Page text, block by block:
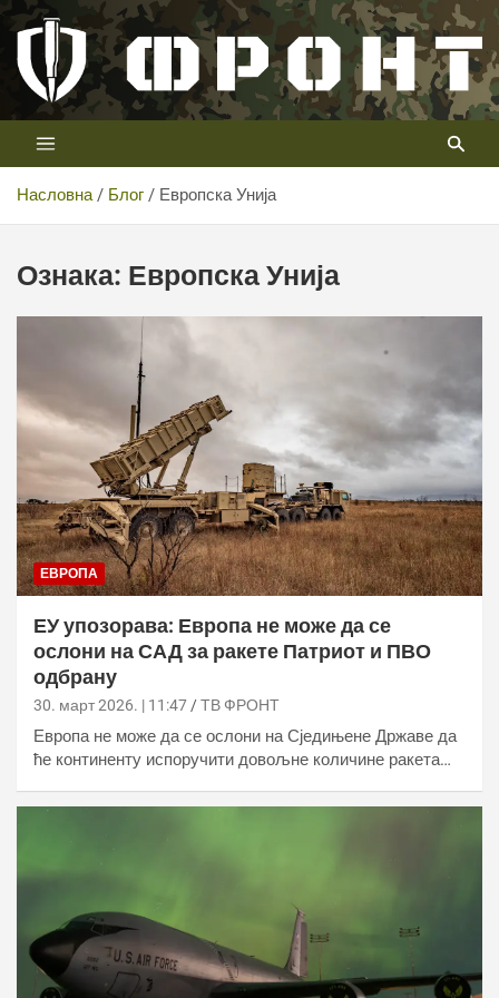
Скип
цонтент
Телевизија ФРОНТ
Први војни канал у Србији
Насловна Блог Европска Унија
Ознака: Европска Унија
ЕВРОПА
ЕУ упозорава: Европа не може да се
ослони на САД за ракете Патриот и ПВО
одбрану
30. март 2026. | 11:47 ТВ ФРОНТ
Европа не може да се ослони на Сједињене Државе да
ће континенту испоручити довољне количине ракета…